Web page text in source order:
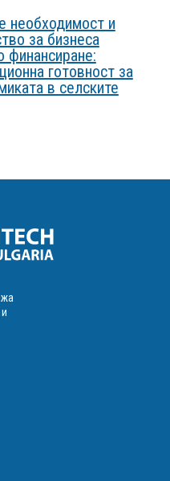
необходимост и
за бизнеса
готовност за
в селските